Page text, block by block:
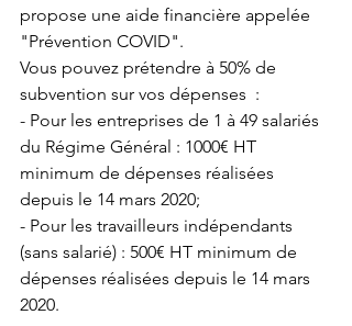
propose une aide financière appelée
"Prévention COVID".
Vous pouvez prétendre à 50% de
subvention sur vos dépenses  :
- Pour les entreprises de 1 à 49 salariés
du Régime Général : 1000€ HT
minimum de dépenses réalisées
depuis le 14 mars 2020;
- Pour les travailleurs indépendants
(sans salarié) : 500€ HT minimum de
dépenses réalisées depuis le 14 mars
2020.